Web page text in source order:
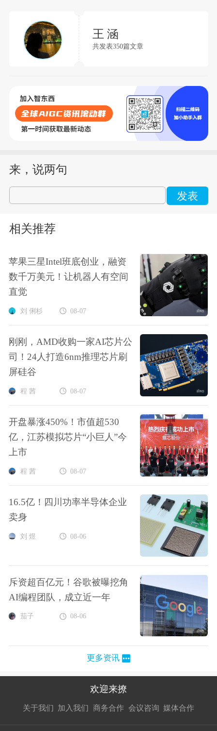
王 涵
共发表350篇文章
来，说两句
发表
相关推荐
苹果三星Intel班底创业，融资
数千万美元！让机器人有空间
直觉
刘 俐杉 08-07
刚刚，AMD收购一家AI芯片公
司！24人打造6nm推理芯片刷
屏硅谷
程 茜 08-07
开盘暴涨450%！市值超530
亿，江苏模拟芯片“小巨人”今
上市
程 茜 08-07
16.5亿！四川功率半导体企业
卖身
刘 煜 08-06
斥资超百亿元！谷歌被曝挖角
AI编程团队，成立近一年
茄子 08-06
更多资讯
欢迎来撩
关于我们 加入我们
接扔简历
商务合作
接开聊
会议咨询 媒体合作
接开聊